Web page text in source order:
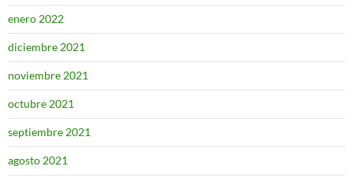
enero 2022
diciembre 2021
noviembre 2021
octubre 2021
septiembre 2021
agosto 2021